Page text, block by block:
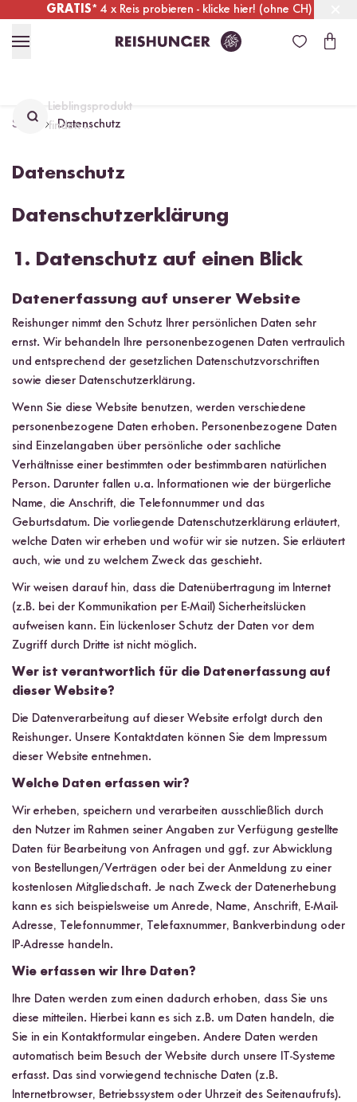
GRATIS* 4 x Reis probieren - klicke hier! (ohne CH)
Schweiz Alle Zölle & Steuerninklusive
Lieblingsprodukt
finden ...
Start Datenschutz
Datenschutz
Datenschutzerklärung
1. Datenschutz auf einen Blick
Datenerfassung auf unserer Website
Reishunger nimmt den Schutz Ihrer persönlichen Daten sehr
ernst. Wir behandeln Ihre personenbezogenen Daten vertraulich
und entsprechend der gesetzlichen Datenschutzvorschriften
sowie dieser Datenschutzerklärung.
Wenn Sie diese Website benutzen, werden verschiedene
personenbezogene Daten erhoben. Personenbezogene Daten
sind Einzelangaben über persönliche oder sachliche
Verhältnisse einer bestimmten oder bestimmbaren natürlichen
Person. Darunter fallen u.a. Informationen wie der bürgerliche
Name, die Anschrift, die Telefonnummer und das
Geburtsdatum. Die vorliegende Datenschutzerklärung erläutert,
welche Daten wir erheben und wofür wir sie nutzen. Sie erläutert
auch, wie und zu welchem Zweck das geschieht.
Wir weisen darauf hin, dass die Datenübertragung im Internet
(z.B. bei der Kommunikation per E-Mail) Sicherheitslücken
aufweisen kann. Ein lückenloser Schutz der Daten vor dem
Zugriff durch Dritte ist nicht möglich.
Wer ist verantwortlich für die Datenerfassung auf
dieser Website?
Die Datenverarbeitung auf dieser Website erfolgt durch den
Reishunger. Unsere Kontaktdaten können Sie dem Impressum
dieser Website entnehmen.
Welche Daten erfassen wir?
Wir erheben, speichern und verarbeiten ausschließlich durch
den Nutzer im Rahmen seiner Angaben zur Verfügung gestellte
Daten für Bearbeitung von Anfragen und ggf. zur Abwicklung
von Bestellungen/Verträgen oder bei der Anmeldung zu einer
kostenlosen Mitgliedschaft. Je nach Zweck der Datenerhebung
kann es sich beispielsweise um Anrede, Name, Anschrift, E-Mail-
Adresse, Telefonnummer, Telefaxnummer, Bankverbindung oder
IP-Adresse handeln.
Wie erfassen wir Ihre Daten?
Ihre Daten werden zum einen dadurch erhoben, dass Sie uns
diese mitteilen. Hierbei kann es sich z.B. um Daten handeln, die
Sie in ein Kontaktformular eingeben. Andere Daten werden
automatisch beim Besuch der Website durch unsere IT-Systeme
erfasst. Das sind vorwiegend technische Daten (z.B.
Internetbrowser, Betriebssystem oder Uhrzeit des Seitenaufrufs).